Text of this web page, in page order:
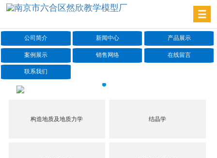
公司简介 新闻中心 产品展示
案例展示 销售网络 在线留言
联系我们
构造地质及地质力学 结晶学